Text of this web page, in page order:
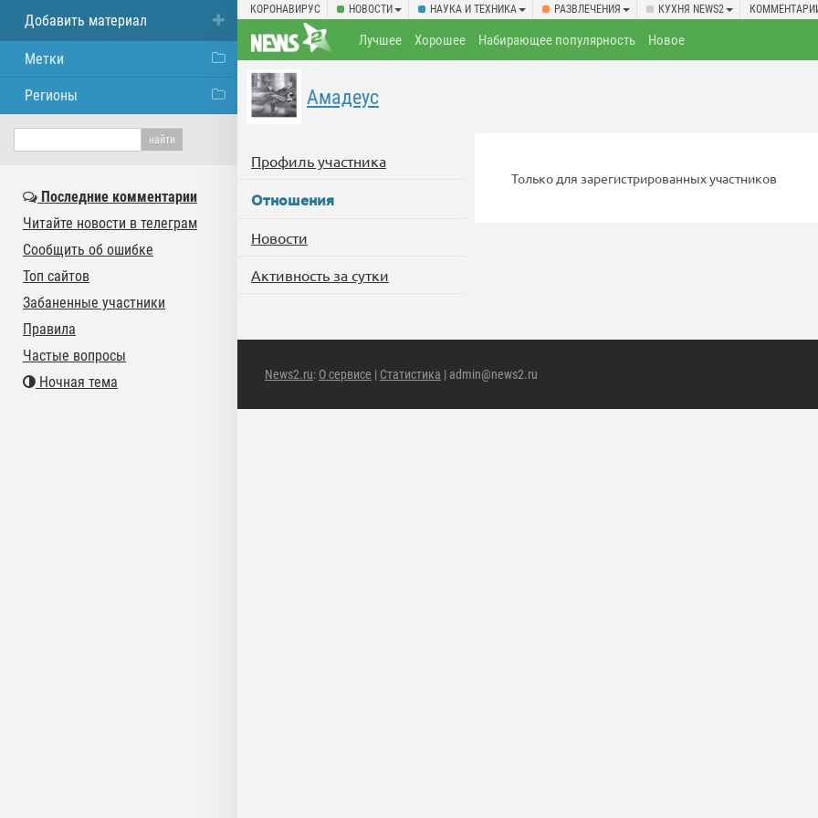
КОРОНАВИРУС НОВОСТИ НАУКА И ТЕХНИКА РАЗВЛЕЧЕНИЯ КУХНЯ NEWS2
Лучшее Хорошее Набирающее популярность Новое
Амадеус
Профиль участника
Отношения
Новости
Активность за сутки
Только для зарегистрированных участников
News2.ru: О сервисе | Статистика | admin@news2.ru
Добавить материал
Метки
Регионы
Последние комментарии
Читайте новости в телеграм
Сообщить об ошибке
Топ сайтов
Забаненные участники
Правила
Частые вопросы
Ночная тема